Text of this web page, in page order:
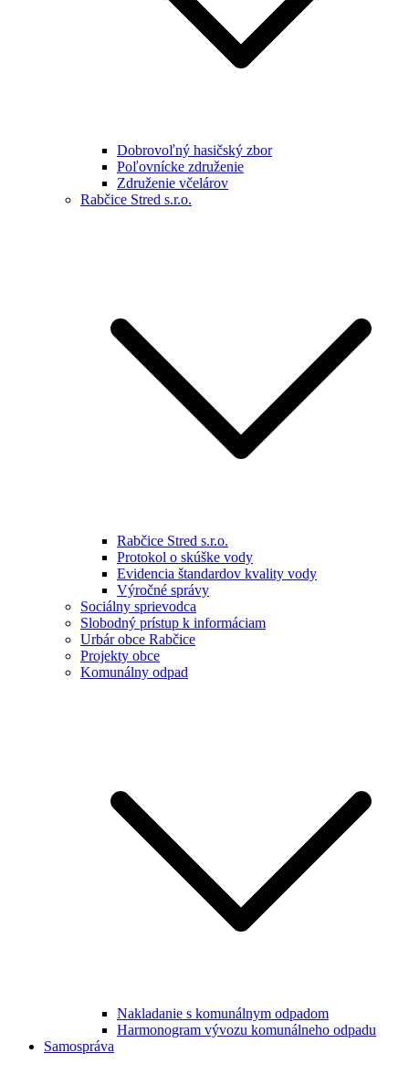
Dobrovoľný hasičský zbor
Poľovnícke združenie
Združenie včelárov
Rabčice Stred s.r.o.
Rabčice Stred s.r.o.
Protokol o skúške vody
Evidencia štandardov kvality vody
Výročné správy
Sociálny sprievodca
Slobodný prístup k informáciam
Urbár obce Rabčice
Projekty obce
Komunálny odpad
Nakladanie s komunálnym odpadom
Harmonogram vývozu komunálneho odpadu
Samospráva